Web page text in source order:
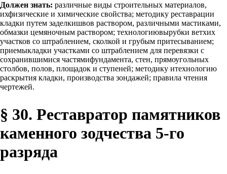
Должен знать: различные виды строительных материалов,
ихфизические и химические свойства; методику реставрации
кладки путем заделкишвов раствором, различными мастиками,
обмазки цемяночным раствором; технологиювырубки ветхих
участков со штраблением, сколкой и грубым притесыванием;
приемыкладки участками со штраблением для перевязки с
сохранившимися частямифундамента, стен, прямоугольных
столбов, полов, площадок и ступеней; методику итехнологию
раскрытия кладки, производства зондажей; правила чтения
чертежей.
§ 30. Реставратор памятников
каменного зодчества 5-го
разряда